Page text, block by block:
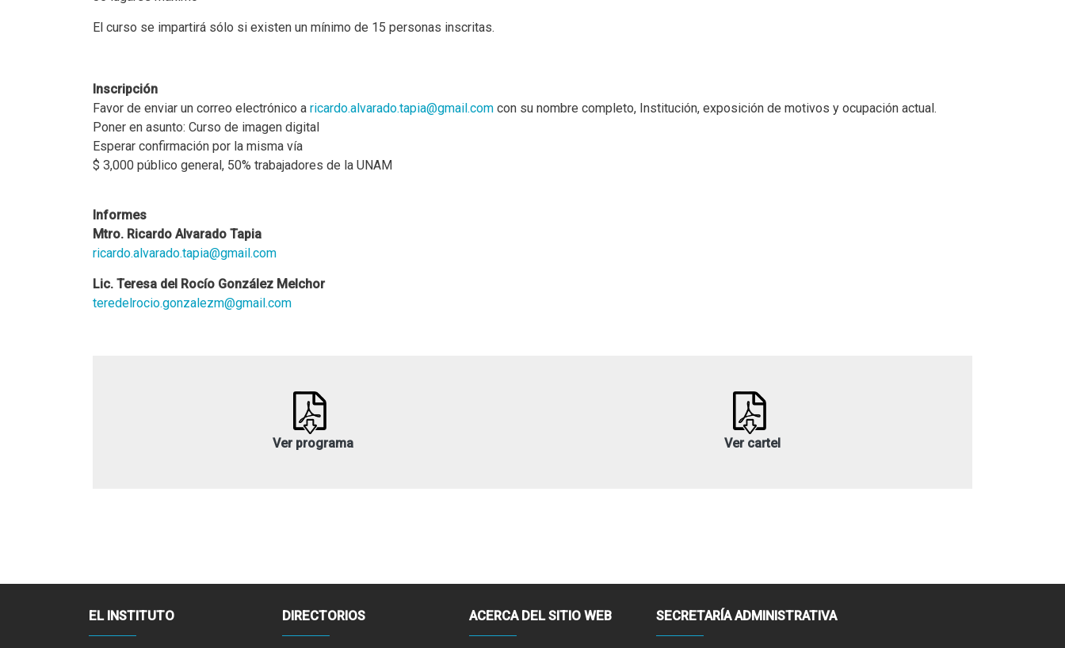
El curso se impartirá sólo si existen un mínimo de 15 personas inscritas.
Inscripción
Favor de enviar un correo electrónico a ricardo.alvarado.tapia@gmail.com con su nombre completo, Institución, exposición de motivos y ocupación actual.
Poner en asunto: Curso de imagen digital
Esperar confirmación por la misma vía
$ 3,000 público general, 50% trabajadores de la UNAM
Informes
Mtro. Ricardo Alvarado Tapia
ricardo.alvarado.tapia@gmail.com
Lic. Teresa del Rocío González Melchor
teredelrocio.gonzalezm@gmail.com
Ver programa Ver cartel
EL INSTITUTO DIRECTORIOS ACERCA DEL SITIO WEB SECRETARÍA ADMINISTRATIVA